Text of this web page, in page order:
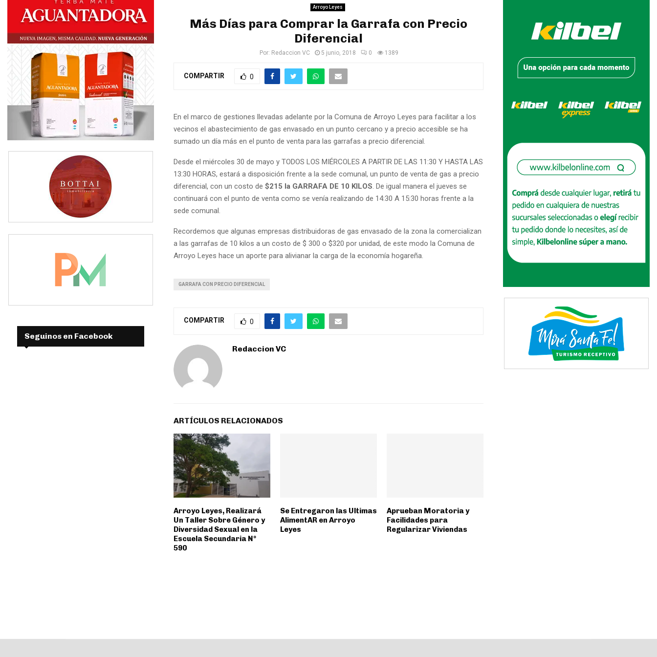
Arroyo Leyes
Más Días para Comprar la Garrafa con Precio
Diferencial
Por: Redaccion VC 5 junio, 2018 0 1389
COMPARTIR 0
En el marco de gestiones llevadas adelante por la Comuna de Arroyo Leyes para facilitar a los
vecinos el abastecimiento de gas envasado en un punto cercano y a precio accesible se ha
sumado un día más en el punto de venta para las garrafas a precio diferencial.
Desde el miércoles 30 de mayo y TODOS LOS MIÉRCOLES A PARTIR DE LAS 11:30 Y HASTA LAS
13:30 HORAS, estará a disposición frente a la sede comunal, un punto de venta de gas a precio
diferencial, con un costo de $215 la GARRAFA DE 10 KILOS . De igual manera el jueves se
continuará con el punto de venta como se venía realizando de 14:30 A 15:30 horas frente a la
sede comunal.
Recordemos que algunas empresas distribuidoras de gas envasado de la zona la comercializan
a las garrafas de 10 kilos a un costo de $ 300 o $320 por unidad, de este modo la Comuna de
Arroyo Leyes hace un aporte para alivianar la carga de la economía hogareña.
GARRAFA CON PRECIO DIFERENCIAL
COMPARTIR 0
Redaccion VC
ARTÍCULOS RELACIONADOS
Arroyo Leyes, Realizará
Un Taller Sobre Género y
Diversidad Sexual en la
Escuela Secundaria Nº
590
Se Entregaron las Ultimas
AlimentAR en Arroyo
Leyes
Aprueban Moratoria y
Facilidades para
Regularizar Viviendas
Seguinos en Facebook